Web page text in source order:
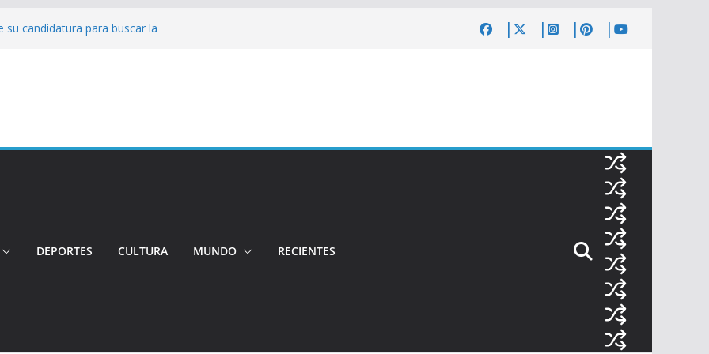
su candidatura para buscar la
Investigan crimen de un hombre en el
e incidentes marcaron la
DEPORTES CULTURA MUNDO RECIENTES